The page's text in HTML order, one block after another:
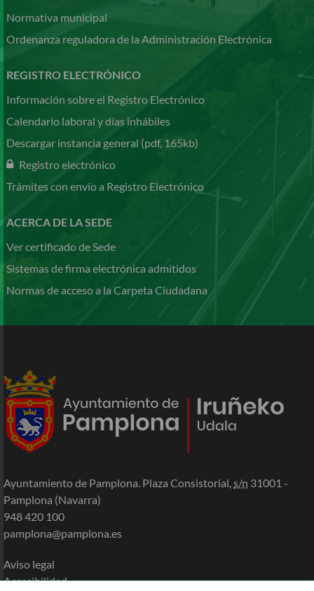
Normativa municipal
Ordenanza reguladora de la Administración Electrónica
REGISTRO ELECTRÓNICO
Información sobre el Registro Electrónico
Calendario laboral y días inhábiles
Descargar instancia general (pdf, 165kb)
Registro electrónico
Trámites con envío a Registro Electrónico
ACERCA DE LA SEDE
Ver certificado de Sede
Sistemas de firma electrónica admitidos
Normas de acceso a la Carpeta Ciudadana
Ayuntamiento de Pamplona. Plaza Consistorial, s/n 31001 -
Pamplona (Navarra)
948 420 100
pamplona@pamplona.es
Aviso legal
Accesibilidad